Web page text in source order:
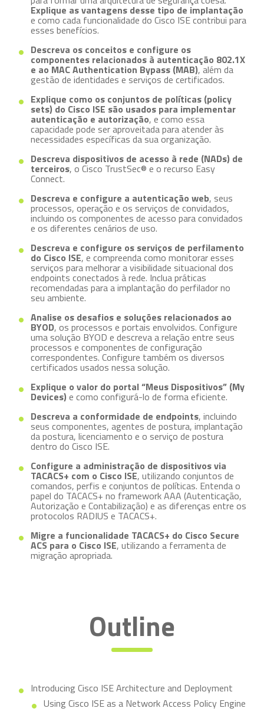
Explique as vantagens desse tipo de implantação
e como cada funcionalidade do Cisco ISE contribui para
esses benefícios.
Descreva os conceitos e configure os
componentes relacionados à autenticação 802.1X
e ao MAC Authentication Bypass (MAB), além da
gestão de identidades e serviços de certificados.
Explique como os conjuntos de políticas (policy
sets) do Cisco ISE são usados para implementar
autenticação e autorização, e como essa
capacidade pode ser aproveitada para atender às
necessidades específicas da sua organização.
Descreva dispositivos de acesso à rede (NADs) de
terceiros, o Cisco TrustSec® e o recurso Easy
Connect.
Descreva e configure a autenticação web, seus
processos, operação e os serviços de convidados,
incluindo os componentes de acesso para convidados
e os diferentes cenários de uso.
Descreva e configure os serviços de perfilamento
do Cisco ISE, e compreenda como monitorar esses
serviços para melhorar a visibilidade situacional dos
endpoints conectados à rede. Inclua práticas
recomendadas para a implantação do perfilador no
seu ambiente.
Analise os desafios e soluções relacionados ao
BYOD, os processos e portais envolvidos. Configure
uma solução BYOD e descreva a relação entre seus
processos e componentes de configuração
correspondentes. Configure também os diversos
certificados usados nessa solução.
Explique o valor do portal “Meus Dispositivos” (My
Devices) e como configurá-lo de forma eficiente.
Descreva a conformidade de endpoints, incluindo
seus componentes, agentes de postura, implantação
da postura, licenciamento e o serviço de postura
dentro do Cisco ISE.
Configure a administração de dispositivos via
TACACS+ com o Cisco ISE, utilizando conjuntos de
comandos, perfis e conjuntos de políticas. Entenda o
papel do TACACS+ no framework AAA (Autenticação,
Autorização e Contabilização) e as diferenças entre os
protocolos RADIUS e TACACS+.
Migre a funcionalidade TACACS+ do Cisco Secure
ACS para o Cisco ISE, utilizando a ferramenta de
migração apropriada.
Outline
Introducing Cisco ISE Architecture and Deployment
Using Cisco ISE as a Network Access Policy Engine